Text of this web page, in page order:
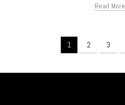
Read More
1 2 3